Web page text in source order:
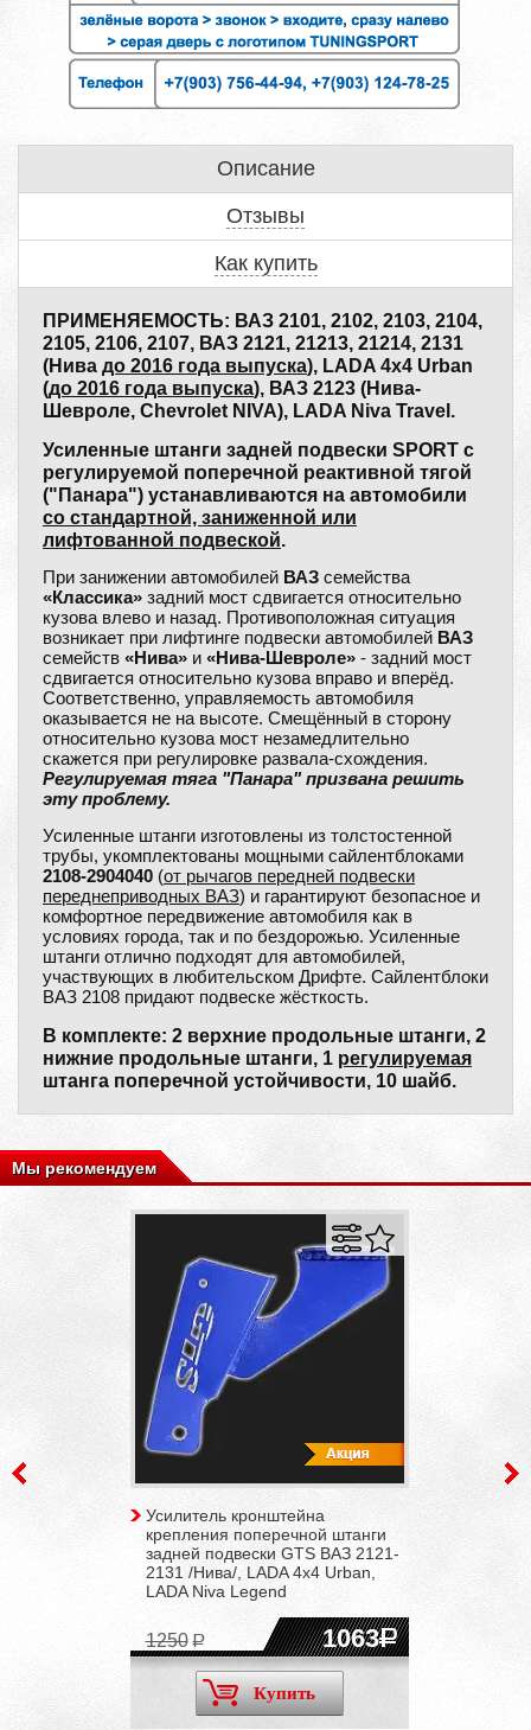
Описание
Отзывы
Как купить
ПРИМЕНЯЕМОСТЬ: ВАЗ 2101, 2102, 2103, 2104,
2105, 2106, 2107, ВАЗ 2121, 21213, 21214, 2131
(Нива до 2016 года выпуска), LADA 4x4 Urban
(до 2016 года выпуска), ВАЗ 2123 (Нива-
Шевроле, Chevrolet NIVA), LADA Niva Travel.
Усиленные штанги задней подвески SPORT c
регулируемой поперечной реактивной тягой
("Панара") устанавливаются на автомобили
со стандартной, заниженной или
лифтованной подвеской.
При занижении автомобилей ВАЗ семейства
«Классика» задний мост сдвигается относительно
кузова влево и назад. Противоположная ситуация
возникает при лифтинге подвески автомобилей ВАЗ
семейств «Нива» и «Нива-Шевроле» - задний мост
сдвигается относительно кузова вправо и вперёд.
Соответственно, управляемость автомобиля
оказывается не на высоте. Смещённый в сторону
относительно кузова мост незамедлительно
скажется при регулировке развала-схождения.
Регулируемая тяга "Панара" призвана решить
эту проблему.
Усиленные штанги изготовлены из толстостенной
трубы, укомплектованы мощными сайлентблоками
2108-2904040 (от рычагов передней подвески
переднеприводных ВАЗ) и гарантируют безопасное и
комфортное передвижение автомобиля как в
условиях города, так и по бездорожью. Усиленные
штанги отлично подходят для автомобилей,
участвующих в любительском Дрифте. Сайлентблоки
ВАЗ 2108 придают подвеске жёсткость.
В комплекте: 2 верхние продольные штанги, 2
нижние продольные штанги, 1 регулируемая
штанга поперечной устойчивости, 10 шайб.
Мы рекомендуем
Усилитель кронштейна
крепления поперечной штанги
задней подвески GTS ВАЗ 2121-
2131 /Нива/, LADA 4x4 Urban,
LADA Niva Legend
1063
1250
Купить